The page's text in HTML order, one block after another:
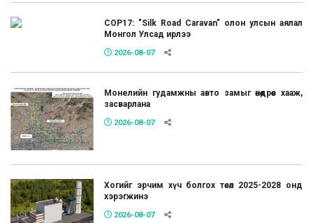
COP17: "Silk Road Caravan" олон улсын аялал
Монгол Улсад ирлээ
2026-08-07
Монелийн гудамжны авто замыг өнөөдрөөс хааж,
засварлана
2026-08-07
Хогийг эрчим хүч болгох төсөл 2025-2028 онд
хэрэгжинэ
2026-08-07